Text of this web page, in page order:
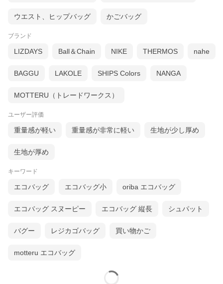
ウエスト、ヒップバッグ かごバッグ
ブランド
LIZDAYS Ball＆Chain NIKE THERMOS nahe
BAGGU LAKOLE SHIPS Colors NANGA
MOTTERU（トレードワークス）
ユーザー評価
重量感が軽い 重量感が非常に軽い 生地が少し厚め
生地が厚め
キーワード
エコバッグ エコバッグ小 oriba エコバッグ
エコバッグ スヌーピー エコバッグ 縦長 シュパット
バグー レジカゴバッグ 買い物かご
motteru エコバッグ